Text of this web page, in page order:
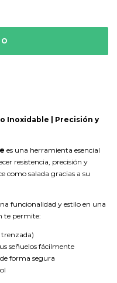
Inoxidable | Precisión y
es una herramienta esencial
resistencia, precisión y
como salada gracias a su
funcionalidad y estilo en una
te permite:
señuelos fácilmente
forma segura